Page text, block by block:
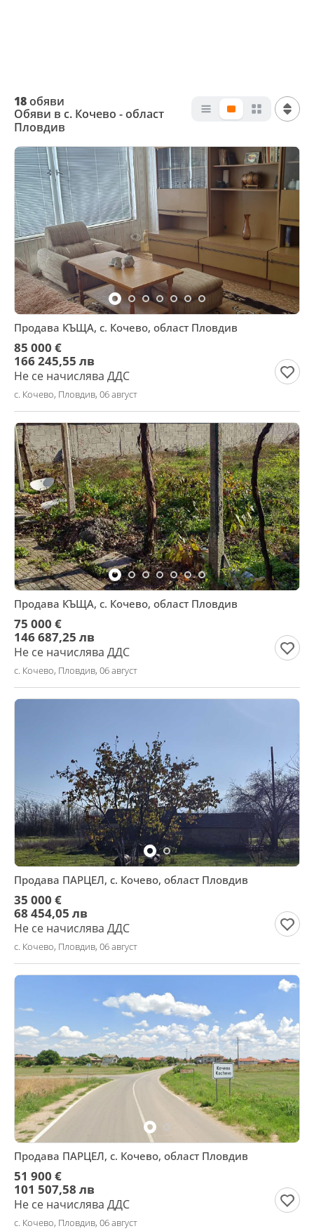
18обяви
Обяви в с. Кочево - област
Пловдив
Продава КЪЩА, с. Кочево, област Пловдив
85 000 €
166 245,55 лв
Не се начислява ДДС
с. Кочево, Пловдив, 06 август
Продава КЪЩА, с. Кочево, област Пловдив
75 000 €
146 687,25 лв
Не се начислява ДДС
с. Кочево, Пловдив, 06 август
Продава ПАРЦЕЛ, с. Кочево, област Пловдив
35 000 €
68 454,05 лв
Не се начислява ДДС
с. Кочево, Пловдив, 06 август
Продава ПАРЦЕЛ, с. Кочево, област Пловдив
51 900 €
101 507,58 лв
Не се начислява ДДС
с. Кочево, Пловдив, 06 август